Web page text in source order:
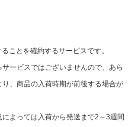
ことを確約するサービスです。
ービスではございませんので、あら
、商品の入荷時期が前後する場合が
よっては入荷から発送まで2～3週間